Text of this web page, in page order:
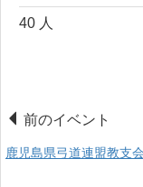
40 人
前のイベント
鹿児島県弓道連盟教支会